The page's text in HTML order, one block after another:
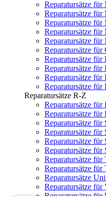
Reparatursätze für
Reparatursätze
Reparatursätze
Reparatursätze
Reparatursätze für
Reparatursätze für
Reparatursätze für
Reparatursätze für
Reparatursätze für
Reparatursätze
Reparatursätze R-Z
Reparatursätze
Reparatursätze
Reparatursätze für
Reparatursätze für
Reparatursätze für
Reparatursätze
Reparatursätze
Reparatursätze für
Reparatursätze
Reparatursätze